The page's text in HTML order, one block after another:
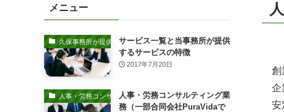
創
企
安
メニュー
久保事務所が提供するサービスの特徴サービス一覧と当事務所が提供
するサービスの特徴
2017年7月20日
人事・労務コンサルティング業務人事・労務コンサルティング業
務（一部合同会社PuraVidaで